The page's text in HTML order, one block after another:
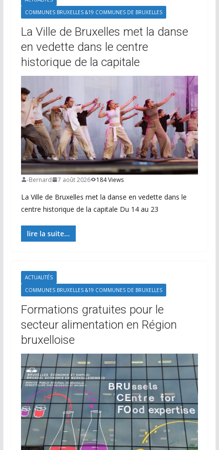
COMMUNES BRUXELLES &19 COMMUNES DE BRUXELLES
La Ville de Bruxelles met la danse
en vedette dans le centre
historique de la capitale
-Bernard 7 août 2026 184 Views
La Ville de Bruxelles met la danse en vedette dans le
centre historique de la capitale Du 14 au 23
lire la suite...
ACTUALITÉS
COMMUNES BRUXELLES &19 COMMUNES DE BRUXELLES
Formations gratuites pour le
secteur alimentation en Région
bruxelloise